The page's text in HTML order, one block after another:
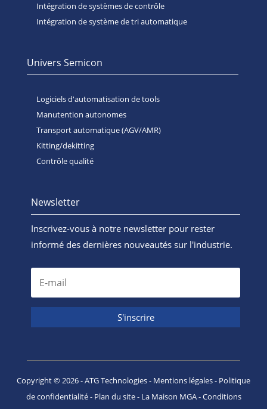
Intégration de systèmes de contrôle
Intégration de système de tri automatique
Univers Semicon
Logiciels d'automatisation de tools
Manutention autonomes
Transport automatique (AGV/AMR)
Kitting/dekitting
Contrôle qualité
Newsletter
Inscrivez-vous à notre newsletter pour rester
informé des dernières nouveautés sur l'industrie.
S'inscrire
Copyright ©2026- ATG Technologies - Mentions légales- Politique
de confidentialité- Plan du site- La Maison MGA-Conditions